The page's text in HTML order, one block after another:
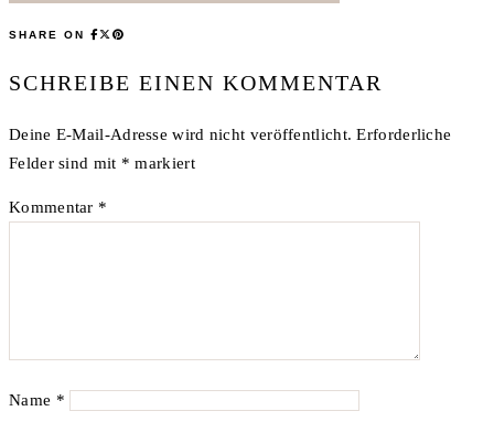
SHARE ON
SCHREIBE EINEN KOMMENTAR
Deine E-Mail-Adresse wird nicht veröffentlicht. Erforderliche
Felder sind mit * markiert
Kommentar *
Name *